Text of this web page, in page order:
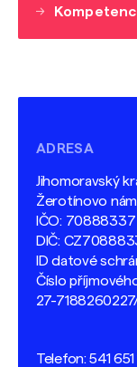
ADRESA
Jihomoravský
Žerotínovo
IČO: 70888337
DIČ:
ID datové
Číslo
27-
Telefon:541 651